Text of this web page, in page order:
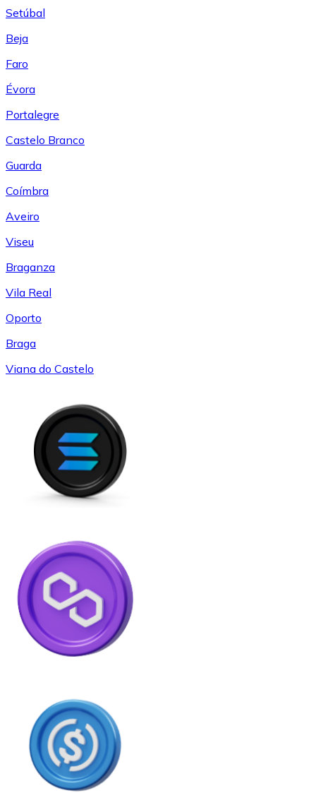
Setúbal
Beja
Faro
Évora
Portalegre
Castelo Branco
Guarda
Coímbra
Aveiro
Viseu
Braganza
Vila Real
Oporto
Braga
Viana do Castelo